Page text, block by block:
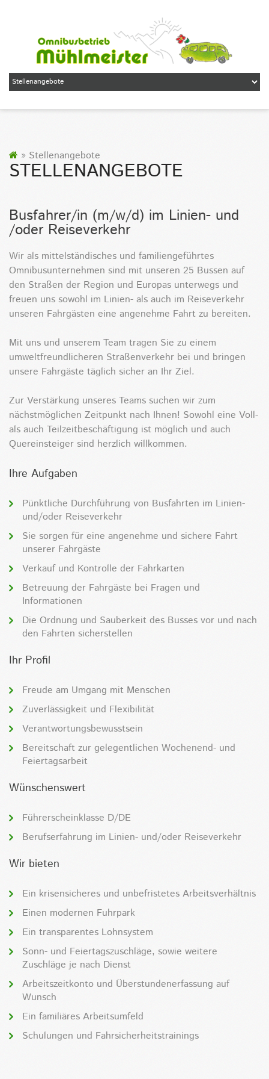
» Stellenangebote
STELLENANGEBOTE
Busfahrer/in (m/w/d) im Linien- und
/oder Reiseverkehr
Wir als mittelständisches und familiengeführtes
Omnibusunternehmen sind mit unseren 25 Bussen auf
den Straßen der Region und Europas unterwegs und
freuen uns sowohl im Linien- als auch im Reiseverkehr
unseren Fahrgästen eine angenehme Fahrt zu bereiten.
Mit uns und unserem Team tragen Sie zu einem
umweltfreundlicheren Straßenverkehr bei und bringen
unsere Fahrgäste täglich sicher an Ihr Ziel.
Zur Verstärkung unseres Teams suchen wir zum
nächstmöglichen Zeitpunkt nach Ihnen! Sowohl eine Voll-
als auch Teilzeitbeschäftigung ist möglich und auch
Quereinsteiger sind herzlich willkommen.
Ihre Aufgaben
Pünktliche Durchführung von Busfahrten im Linien-
und/oder Reiseverkehr
Sie sorgen für eine angenehme und sichere Fahrt
unserer Fahrgäste
Verkauf und Kontrolle der Fahrkarten
Betreuung der Fahrgäste bei Fragen und
Informationen
Die Ordnung und Sauberkeit des Busses vor und nach
den Fahrten sicherstellen
Ihr Profil
Freude am Umgang mit Menschen
Zuverlässigkeit und Flexibilität
Verantwortungsbewusstsein
Bereitschaft zur gelegentlichen Wochenend- und
Feiertagsarbeit
Wünschenswert
Führerscheinklasse D/DE
Berufserfahrung im Linien- und/oder Reiseverkehr
Wir bieten
Ein krisensicheres und unbefristetes Arbeitsverhältnis
Einen modernen Fuhrpark
Ein transparentes Lohnsystem
Sonn- und Feiertagszuschläge, sowie weitere
Zuschläge je nach Dienst
Arbeitszeitkonto und Überstundenerfassung auf
Wunsch
Ein familiäres Arbeitsumfeld
Schulungen und Fahrsicherheitstrainings